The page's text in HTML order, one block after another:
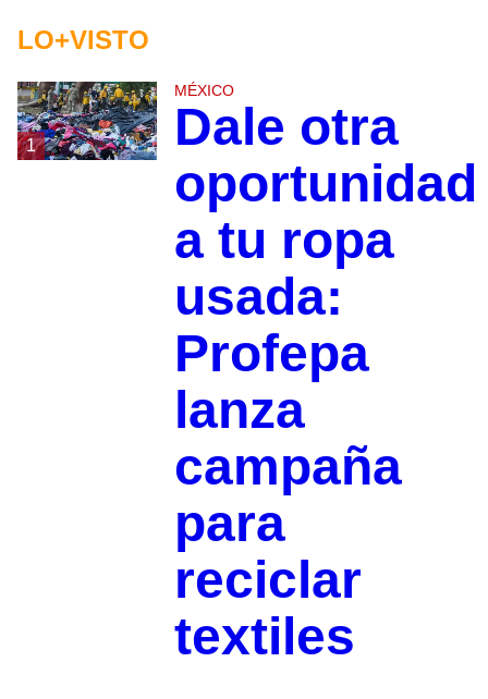
LO+VISTO
1
MÉXICO
Dale otra
oportunidad
a tu ropa
usada:
Profepa
lanza
campaña
para
reciclar
textiles